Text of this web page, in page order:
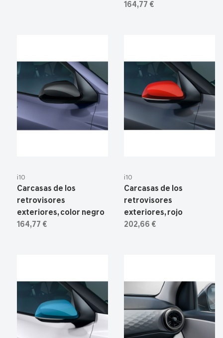
164,77 €
i10
Carcasas de los
retrovisores
exteriores, color negro
164,77 €
i10
Carcasas de los
retrovisores
exteriores, rojo
202,66 €